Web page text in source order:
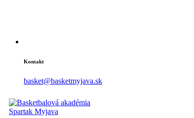
Kontakt
basket@basketmyjava.sk